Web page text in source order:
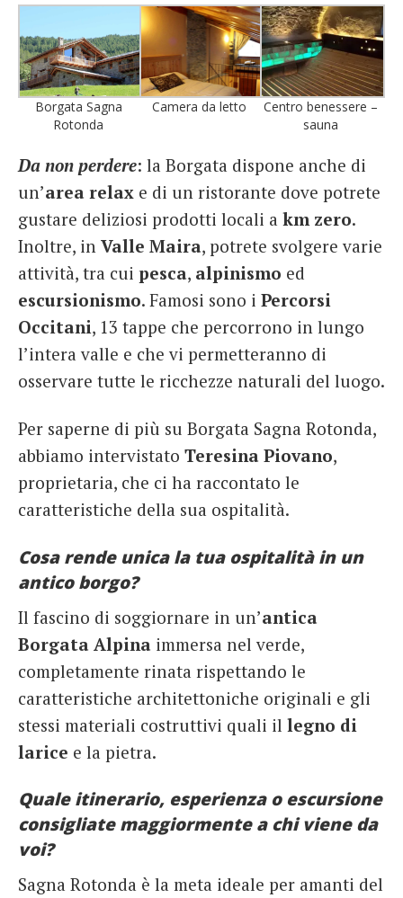
Borgata Sagna
Rotonda
Camera da letto
Centro benessere –
sauna
Da non perdere: la Borgata dispone anche di
un’area relax e di un ristorante dove potrete
gustare deliziosi prodotti locali a km zero.
Inoltre, in Valle Maira, potrete svolgere varie
attività, tra cui pesca, alpinismo ed
escursionismo. Famosi sono i Percorsi
Occitani, 13 tappe che percorrono in lungo
l’intera valle e che vi permetteranno di
osservare tutte le ricchezze naturali del luogo.
Per saperne di più su Borgata Sagna Rotonda,
abbiamo intervistato Teresina Piovano,
proprietaria, che ci ha raccontato le
caratteristiche della sua ospitalità.
Cosa rende unica la tua ospitalità in un
antico borgo?
Il fascino di soggiornare in un’antica
Borgata Alpina immersa nel verde,
completamente rinata rispettando le
caratteristiche architettoniche originali e gli
stessi materiali costruttivi quali il legno di
larice e la pietra.
Quale itinerario, esperienza o escursione
consigliate maggiormente a chi viene da
voi?
Sagna Rotonda è la meta ideale per amanti del